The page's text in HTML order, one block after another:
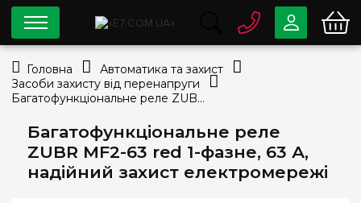
Багатофункціональне реле
ZUBR MF2-63 red 1-фазне, 63 А,
надійний захист електромережі
0 800 33-63-07
info@e7.com.ua
Viber Telegram
Головна
Автоматика та захист
Засоби захисту від перенапруги
Багатофункціональне реле ZUBR MF2-63 red 1-фазне, 63 А, надійний захист електромережі